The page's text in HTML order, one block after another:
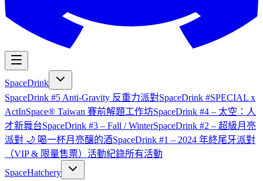
SpaceDrink
SpaceDrink #5 Anti-Gravity 反重力派對SpaceDrink #SPECIAL x
ActInSpace® Taiwan 賽前解題工作坊SpaceDrink #4 – 太空：人
才新舞台SpaceDrink #3 – Fall / WinterSpaceDrink #2 – 超級月亮
派對 🌙 喝一杯月亮釀的酒SpaceDrink #1 – 2024 年終尾牙派對
（VIP & 限量售票） 活動紀錄所有活動
SpaceHatchery